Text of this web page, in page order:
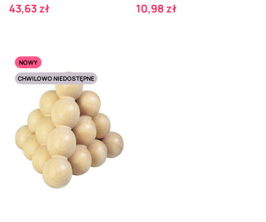
Cena
43,63 zł Cena
10,98 zł
NOWY
CHWILOWO NIEDOSTĘPNE